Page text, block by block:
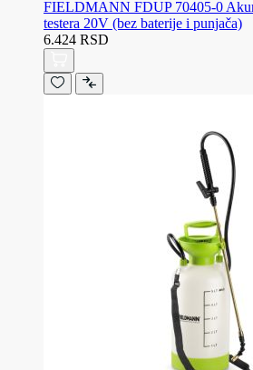
FIELDMANN FDUP 70405-0
testera 20V (bez baterije i punjača)
6.424 RSD